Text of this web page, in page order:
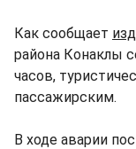
Как сообщает
района Конаклы
часов,
пассажирским.
В ходе аварии